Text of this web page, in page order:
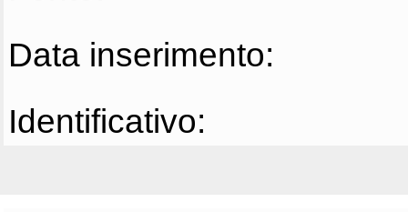
Data inserimento:
Identificativo: